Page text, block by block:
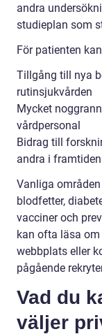
andra
studieplan som
För patienten
Tillgång till nya
rutinsjukvården
Mycket
vårdpersonal
Bidrag till
andra i framtiden
Vanliga
blodfetter,
vacciner och
kan ofta läsa
webbplats eller
pågående
Vad du
väljer